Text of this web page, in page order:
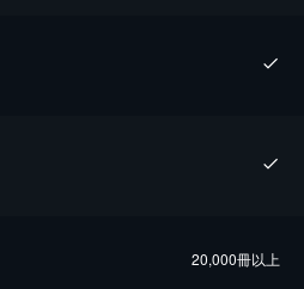
20,000冊以上